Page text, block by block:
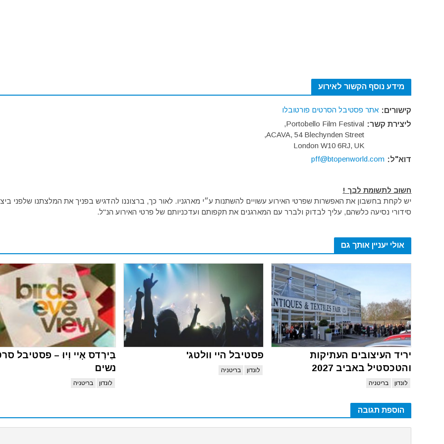
מידע נוסף הקשור לאירוע
קישורים: אתר פסטיבל הסרטים פורטובלו
ליצירת קשר: Portobello Film Festival,
ACAVA, 54 Blechynden Street,
London W10 6RJ, UK
דוא"ל: pff@btopenworld.com
חשוב לתשומת לבך !
יש לקחת בחשבון את האפשרות שפרטי האירוע עשויים להשתנות ע״י מארגניו. לאור כך, ברצוננו להדגיש בפניך את המלצתנו שלפני
סידורי נסיעה כלשהם, עליך לבדוק ולברר עם המארגנים את תקפותם ועדכניותם של פרטי האירוע הנ"ל.
אולי יעניין אותך גם
יריד העיצובים העתיקות
והטכסטיל באביב 2027
לונדון בריטניה
פסטיבל היי וולטג'
לונדון בריטניה
בֶּירְדס אָיי וִיוּ – פסטיבל
נשים
לונדון בריטניה
הוספת תגובה